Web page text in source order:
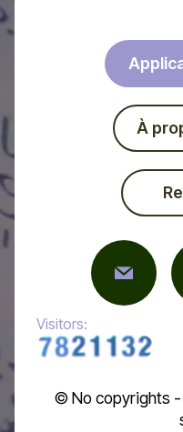
À
Visitors:
© No copyrights -